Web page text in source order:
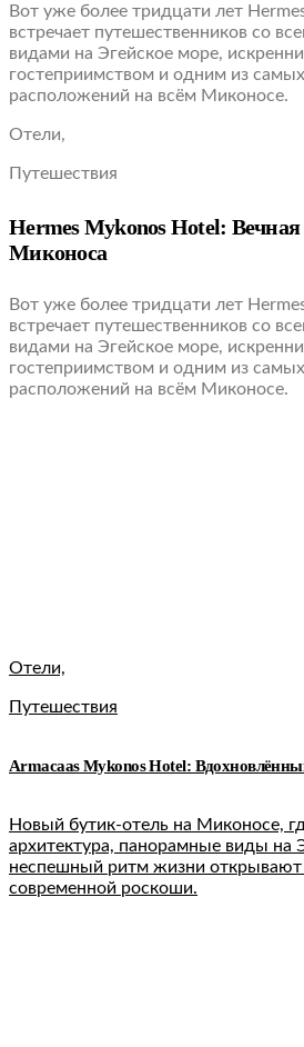
Вот уже более тридцати лет
встречает путешественников со
видами на Эгейское море,
гостеприимством и одним из
расположений на всём Миконосе.
Отели,
Путешествия
Hermes Mykonos Hotel:
Миконоса
Вот уже более тридцати лет
встречает путешественников со
видами на Эгейское море,
гостеприимством и одним из
расположений на всём Миконосе.
Отели,
Путешествия
Armacaas Mykonos Hotel:
Новый бутик-отель на Миконосе,
архитектура, панорамные виды на
неспешный ритм жизни открывают
современной роскоши.